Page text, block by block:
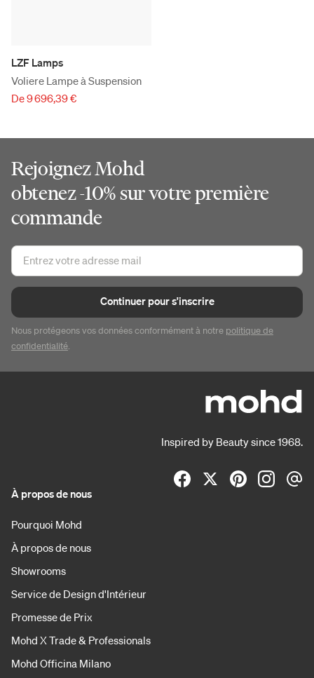
LZF Lamps
Voliere Lampe à Suspension
De 9 696,39 €
Rejoignez Mohd
obtenez -10% sur votre première
commande
Continuer pour s'inscrire
Nous protégeons vos données conformément à notre politique de
confidentialité.
Inspired by Beauty since 1968.
À propos de nous
Pourquoi Mohd
À propos de nous
Showrooms
Service de Design d'Intérieur
Promesse de Prix
Mohd X Trade & Professionals
Mohd Officina Milano